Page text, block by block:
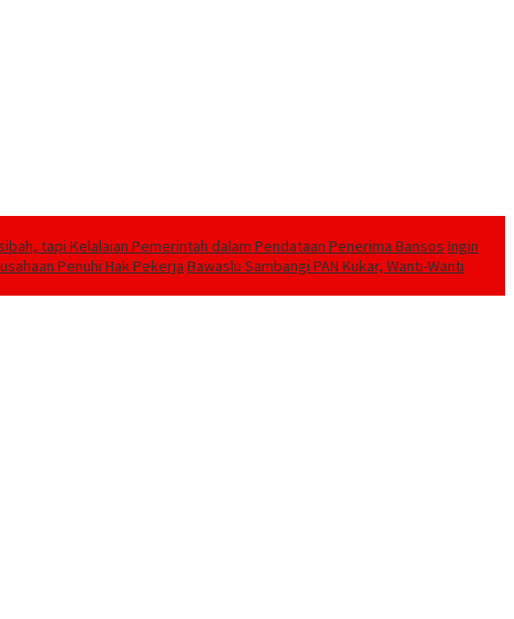
tapi Kelalaian Pemerintah dalam Pendataan Penerima Bansos Ingin
Penuhi Hak Pekerja Bawaslu Sambangi PAN Kukar, Wanti-Wanti